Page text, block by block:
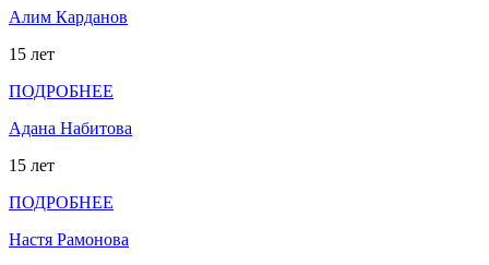
Алим Карданов
15 лет
ПОДРОБНЕЕ
Адана Набитова
15 лет
ПОДРОБНЕЕ
Настя Рамонова